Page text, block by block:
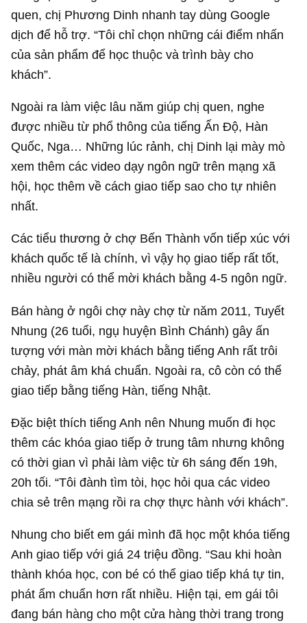
quen, chị Phương Dinh nhanh tay dùng Google
dịch để hỗ trợ. “Tôi chỉ chọn những cái điểm nhấn
của sản phẩm để học thuộc và trình bày cho
khách”.
Ngoài ra làm việc lâu năm giúp chị quen, nghe
được nhiều từ phổ thông của tiếng Ấn Độ, Hàn
Quốc, Nga… Những lúc rảnh, chị Dinh lại mày mò
xem thêm các video dạy ngôn ngữ trên mạng xã
hội, học thêm về cách giao tiếp sao cho tự nhiên
nhất.
Các tiểu thương ở chợ Bến Thành vốn tiếp xúc với
khách quốc tế là chính, vì vậy họ giao tiếp rất tốt,
nhiều người có thể mời khách bằng 4-5 ngôn ngữ.
Bán hàng ở ngôi chợ này chợ từ năm 2011, Tuyết
Nhung (26 tuổi, ngụ huyện Bình Chánh) gây ấn
tượng với màn mời khách bằng tiếng Anh rất trôi
chảy, phát âm khá chuẩn. Ngoài ra, cô còn có thể
giao tiếp bằng tiếng Hàn, tiếng Nhật.
Đặc biệt thích tiếng Anh nên Nhung muốn đi học
thêm các khóa giao tiếp ở trung tâm nhưng không
có thời gian vì phải làm việc từ 6h sáng đến 19h,
20h tối. “Tôi đành tìm tòi, học hỏi qua các video
chia sẻ trên mạng rồi ra chợ thực hành với khách”.
Nhung cho biết em gái mình đã học một khóa tiếng
Anh giao tiếp với giá 24 triệu đồng. “Sau khi hoàn
thành khóa học, con bé có thể giao tiếp khá tự tin,
phát ẩm chuẩn hơn rất nhiều. Hiện tại, em gái tôi
đang bán hàng cho một cửa hàng thời trang trong